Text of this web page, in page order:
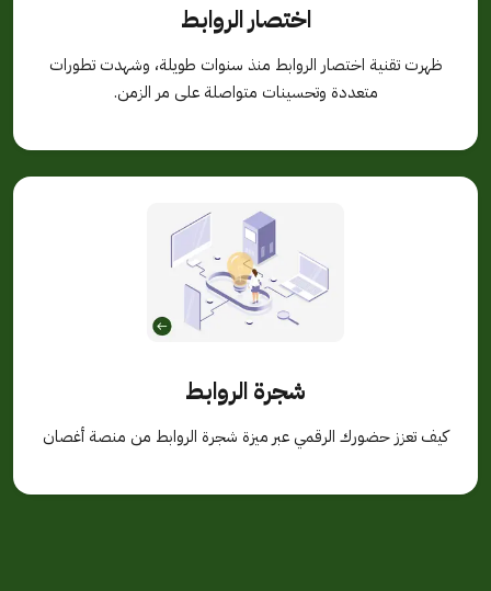
اختصار الروابط
ظهرت تقنية اختصار الروابط منذ سنوات طويلة، وشهدت تطورات
متعددة وتحسينات متواصلة على مر الزمن.
شجرة الروابط
كيف تعزز حضورك الرقمي عبر ميزة شجرة الروابط من منصة أغصان